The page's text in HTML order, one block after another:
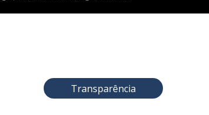
Transparência